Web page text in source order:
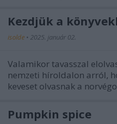
Kezdjük a
isolde • 2025. január 02.
Valamikor tavasszal
nemzeti híroldalon arról,
keveset olvasnak a
Pumpkin spice